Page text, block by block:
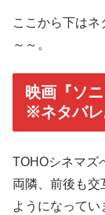
ここから下は
～～。
映画『ソ
※ネタバレ
TOHOシネマズ
両隣、前後も交
ようになってい